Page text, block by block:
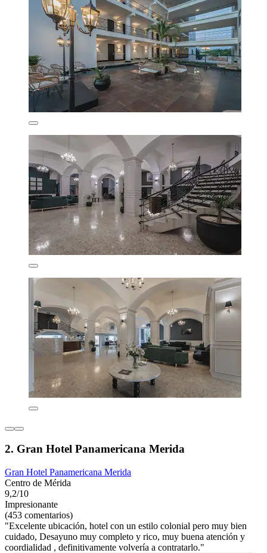
2. Gran Hotel Panamericana Merida
Gran Hotel Panamericana Merida
Centro de Mérida
9,2/10
Impresionante
(453 comentarios)
"Excelente ubicación, hotel con un estilo colonial pero muy bien
cuidado, Desayuno muy completo y rico, muy buena atención y
coordialidad , definitivamente volvería a contratarlo."